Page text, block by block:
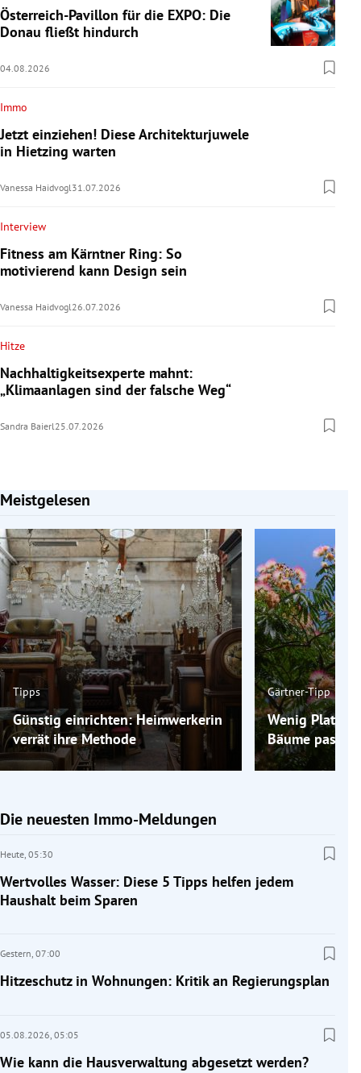
Österreich-Pavillon für die EXPO: Die
Donau fließt hindurch
04.08.2026
Immo
Jetzt einziehen! Diese Architekturjuwele
in Hietzing warten
Vanessa Haidvogl 31.07.2026
Interview
Fitness am Kärntner Ring: So
motivierend kann Design sein
Vanessa Haidvogl 26.07.2026
Hitze
Nachhaltigkeitsexperte mahnt:
„Klimaanlagen sind der falsche Weg“
Sandra Baierl 25.07.2026
Meistgelesen
Slide 1 von 7
Tipps
Günstig einrichten: Heimwerkerin
verrät ihre Methode
Gärtner-Tipp
Wenig Platz
Bäume
Die neuesten Immo-Meldungen
Heute, 05:30
Wertvolles Wasser: Diese 5 Tipps helfen jedem
Haushalt beim Sparen
Gestern, 07:00
Hitzeschutz in Wohnungen: Kritik an Regierungsplan
05.08.2026, 05:05
Wie kann die Hausverwaltung abgesetzt werden?